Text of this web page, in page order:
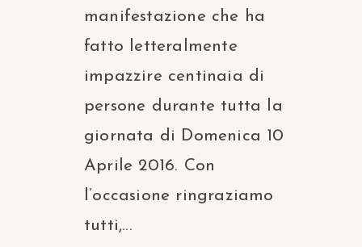
manifestazione che ha
fatto letteralmente
impazzire centinaia di
persone durante tutta la
giornata di Domenica 10
Aprile 2016. Con
l’occasione ringraziamo
tutti,...